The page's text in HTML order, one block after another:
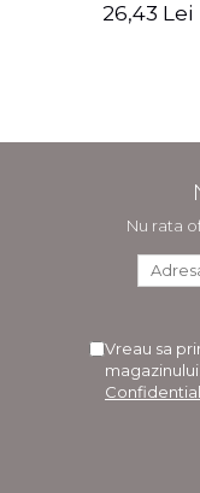
26,43 Lei
Nu rata
Vreau sa